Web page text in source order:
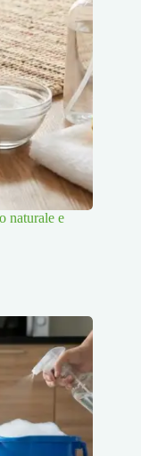
naturale e